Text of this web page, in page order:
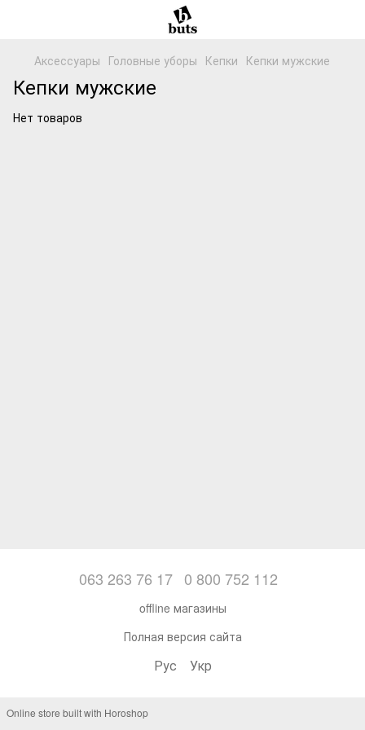
Аксессуары Головные уборы Кепки Кепки мужские
Кепки мужские
Нет товаров
063 263 76 17 0 800 752 112
offline магазины
Полная версия сайта
Рус Укр
Online store built with Horoshop